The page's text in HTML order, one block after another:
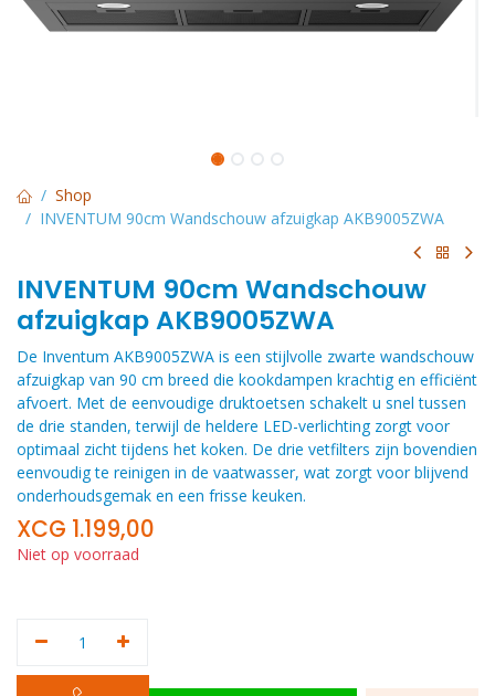
Shop
INVENTUM 90cm Wandschouw afzuigkap AKB9005ZWA
INVENTUM 90cm Wandschouw
afzuigkap AKB9005ZWA
De Inventum AKB9005ZWA is een stijlvolle zwarte wandschouw
afzuigkap van 90 cm breed die kookdampen krachtig en efficiënt
afvoert. Met de eenvoudige druktoetsen schakelt u snel tussen
de drie standen, terwijl de heldere LED-verlichting zorgt voor
optimaal zicht tijdens het koken. De drie vetfilters zijn bovendien
eenvoudig te reinigen in de vaatwasser, wat zorgt voor blijvend
onderhoudsgemak en een frisse keuken.
XCG 1.199,00
Niet op voorraad